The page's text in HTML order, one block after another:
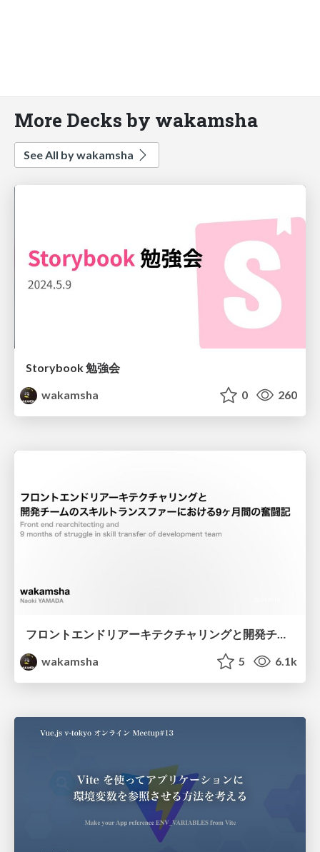
More Decks by wakamsha
See All by wakamsha
Storybook 勉強会
wakamsha
0 260
wakamsha
5 6.1k